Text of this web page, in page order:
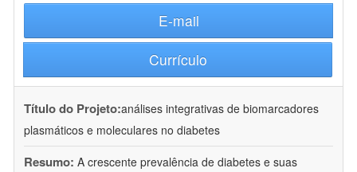
E-mail
Currículo
Título do Projeto:análises integrativas de biomarcadores
plasmáticos e moleculares no diabetes
Resumo: A crescente prevalência de diabetes e suas